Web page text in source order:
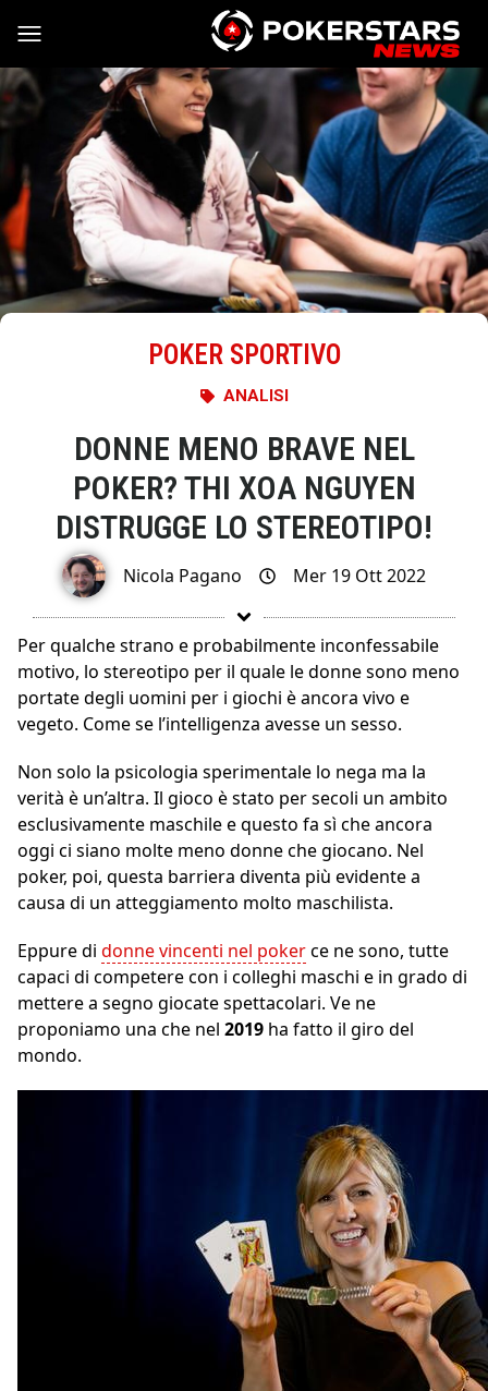
POKER SPORTIVO
ANALISI
DONNE MENO BRAVE NEL
POKER? THI XOA NGUYEN
DISTRUGGE LO STEREOTIPO!
Nicola Pagano Mer 19 Ott 2022
Per qualche strano e probabilmente inconfessabile
motivo, lo stereotipo per il quale le donne sono meno
portate degli uomini per i giochi è ancora vivo e
vegeto. Come se l’intelligenza avesse un sesso.
Non solo la psicologia sperimentale lo nega ma la
verità è un’altra. Il gioco è stato per secoli un ambito
esclusivamente maschile e questo fa sì che ancora
oggi ci siano molte meno donne che giocano. Nel
poker, poi, questa barriera diventa più evidente a
causa di un atteggiamento molto maschilista.
Eppure di donne vincenti nel pokerce ne sono, tutte
capaci di competere con i colleghi maschi e in grado di
mettere a segno giocate spettacolari. Ve ne
proponiamo una che nel 2019 ha fatto il giro del
mondo.